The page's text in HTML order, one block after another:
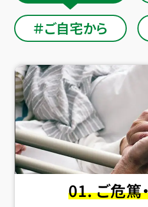
＃ご自宅から
01. ご危篤